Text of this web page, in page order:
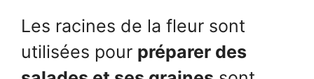
Les racines de la fleur sont
utilisées pour préparer des